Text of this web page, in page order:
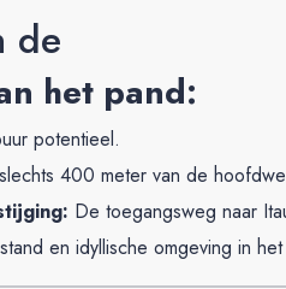
de
het pand:
potentieel.
400 meter van de
De toegangsweg naar
en idyllische omgeving in